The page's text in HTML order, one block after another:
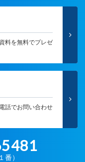
料を無料でプレゼ
話でお問い合わせ
番）